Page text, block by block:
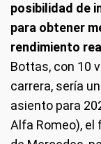
posibilidad de
para obtener
rendimiento
Bottas, con 10
carrera, sería
asiento para
Alfa Romeo),